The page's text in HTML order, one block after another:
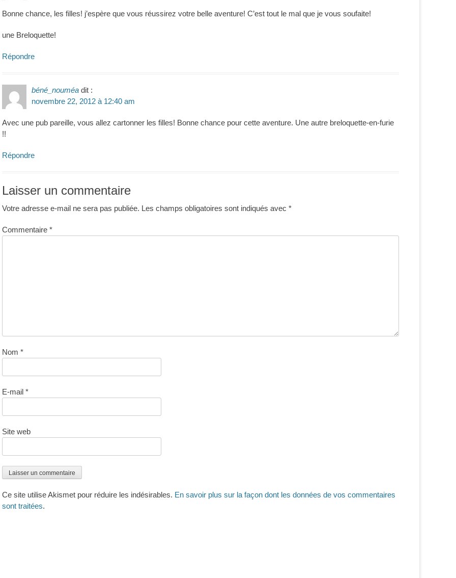
Bonne chance, les filles! j’espère que vous réussirez votre belle aventure! C’est tout le mal que je vous soufaite!
une Breloquette!
Répondre
béné_nouméa dit :
novembre 22, 2012 à 12:40 am
Avec une pub pareille, vous allez cartonner les filles! Bonne chance pour cette aventure. Une autre breloquette-en-furie
!!
Répondre
Laisser un commentaire
Votre adresse e-mail ne sera pas publiée. Les champs obligatoires sont indiqués avec *
Commentaire *
Nom *
E-mail *
Site web
Ce site utilise Akismet pour réduire les indésirables. En savoir plus sur la façon dont les données de vos commentaires
sont traitées.